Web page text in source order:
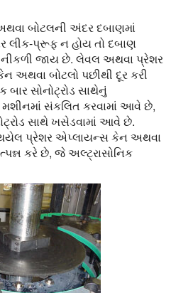
બોટલની અંદર દબાણમાં
લીક-પ્રૂફ ન હોય તો દબાણ
નીકળી જાય છે. લેવલ અથવા પ્રેશર
અથવા બોટલો પછીથી દૂર કરી
સોનોટ્રોડ સાથેનું
મશીનમાં સંકલિત કરવામાં આવે છે,
સાથે ખસેડવામાં આવે છે.
થયેલ પ્રેશર એપ્લાયન્સ કેન અથવા
કરે છે, જે અલ્ટ્રાસોનિક